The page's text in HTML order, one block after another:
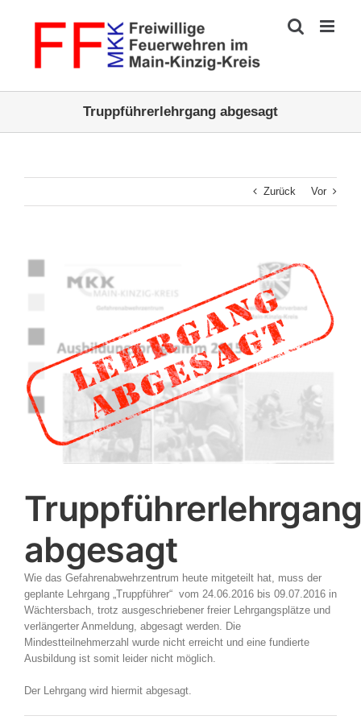
Truppführerlehrgang abgesagt
Zurück Vor
Zeige
grösseres
abgesagt
Wie das Gefahrenabwehrzentrum heute mitgeteilt hat, muss der
geplante Lehrgang „Truppführer“ vom 24.06.2016 bis 09.07.2016 in
Wächtersbach, trotz ausgeschriebener freier Lehrgangsplätze und
verlängerter Anmeldung, abgesagt werden. Die
Mindestteilnehmerzahl wurde nicht erreicht und eine fundierte
Ausbildung ist somit leider nicht möglich.
Der Lehrgang wird hiermit abgesagt.